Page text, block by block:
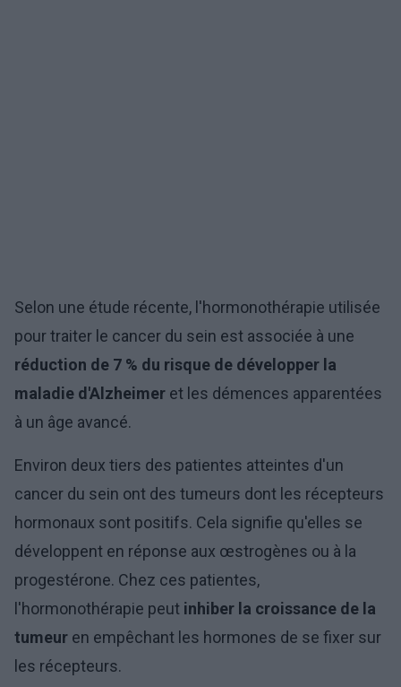
Selon une étude récente, l'hormonothérapie utilisée
pour traiter le cancer du sein est associée à une
réduction de 7 % du risque de développer la
maladie d'Alzheimer et les démences apparentées
à un âge avancé.
Environ deux tiers des patientes atteintes d'un
cancer du sein ont des tumeurs dont les récepteurs
hormonaux sont positifs. Cela signifie qu'elles se
développent en réponse aux œstrogènes ou à la
progestérone. Chez ces patientes,
l'hormonothérapie peut inhiber la croissance de la
tumeur en empêchant les hormones de se fixer sur
les récepteurs.